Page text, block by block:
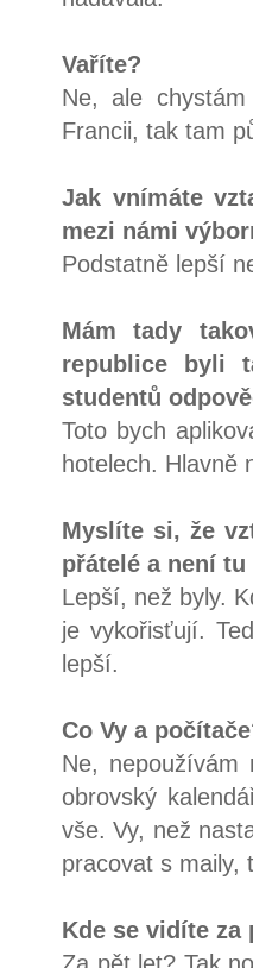
Vaříte?
Ne, ale
Francii, tak tam
Jak vnímáte
mezi námi
Podstatně lepší
Mám tady
republice byli
studentů
Toto bych
hotelech. Hlavně
Myslíte si, že
přátelé a není
Lepší, než byly.
je vykořisťují.
lepší.
Co Vy a
Ne, nepoužívám
obrovský
vše. Vy, než
pracovat s maily,
Kde se vidíte za